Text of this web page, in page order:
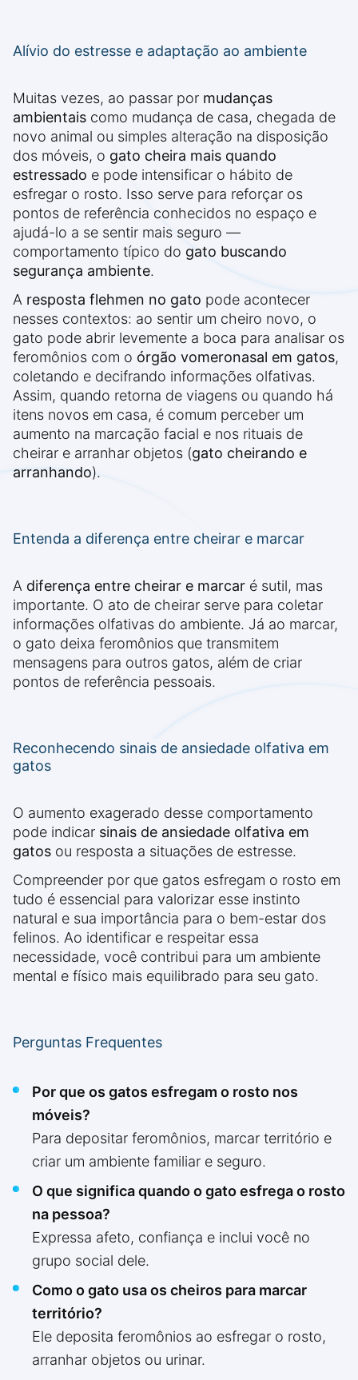
Alívio do estresse e adaptação ao ambiente
Muitas vezes, ao passar por mudanças
ambientais como mudança de casa, chegada de
novo animal ou simples alteração na disposição
dos móveis, o gato cheira mais quando
estressado e pode intensificar o hábito de
esfregar o rosto. Isso serve para reforçar os
pontos de referência conhecidos no espaço e
ajudá-lo a se sentir mais seguro —
comportamento típico do gato buscando
segurança ambiente.
A resposta flehmen no gato pode acontecer
nesses contextos: ao sentir um cheiro novo, o
gato pode abrir levemente a boca para analisar os
feromônios com o órgão vomeronasal em gatos,
coletando e decifrando informações olfativas.
Assim, quando retorna de viagens ou quando há
itens novos em casa, é comum perceber um
aumento na marcação facial e nos rituais de
cheirar e arranhar objetos (gato cheirando e
arranhando).
Entenda a diferença entre cheirar e marcar
A diferença entre cheirar e marcar é sutil, mas
importante. O ato de cheirar serve para coletar
informações olfativas do ambiente. Já ao marcar,
o gato deixa feromônios que transmitem
mensagens para outros gatos, além de criar
pontos de referência pessoais.
Reconhecendo sinais de ansiedade olfativa em
gatos
O aumento exagerado desse comportamento
pode indicar sinais de ansiedade olfativa em
gatos ou resposta a situações de estresse.
Compreender por que gatos esfregam o rosto em
tudo é essencial para valorizar esse instinto
natural e sua importância para o bem-estar dos
felinos. Ao identificar e respeitar essa
necessidade, você contribui para um ambiente
mental e físico mais equilibrado para seu gato.
Perguntas Frequentes
Por que os gatos esfregam o rosto nos
móveis?
Para depositar feromônios, marcar território e
criar um ambiente familiar e seguro.
O que significa quando o gato esfrega o rosto
na pessoa?
Expressa afeto, confiança e inclui você no
grupo social dele.
Como o gato usa os cheiros para marcar
território?
Ele deposita feromônios ao esfregar o rosto,
arranhar objetos ou urinar.